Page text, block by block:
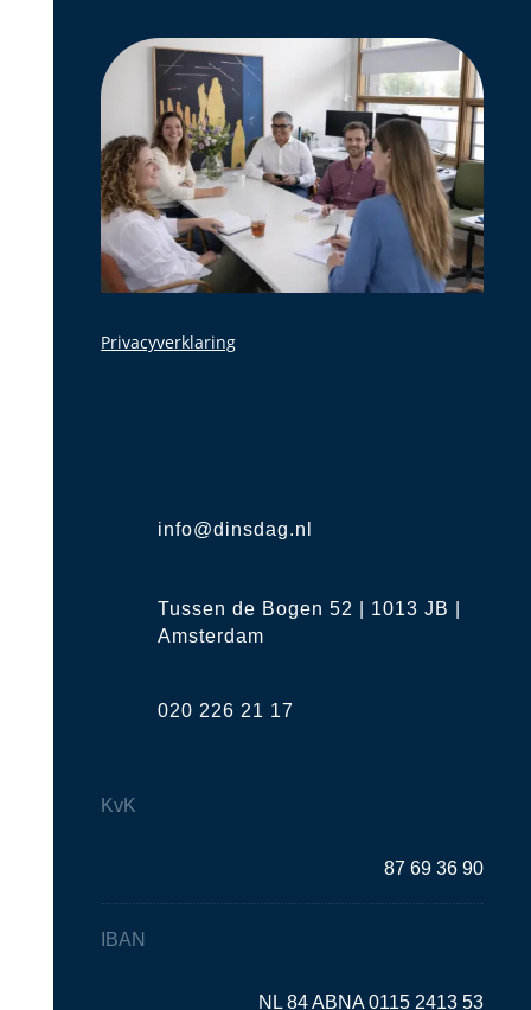
Privacyverklaring
info@dinsdag.nl
Tussen de Bogen 52 | 1013 JB |
Amsterdam
020 226 21 17
KvK
87 69 36 90
IBAN
NL 84 ABNA 0115 2413 53